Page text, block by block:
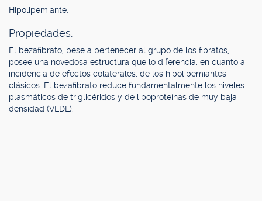
Hipolipemiante.
Propiedades.
El bezafibrato, pese a pertenecer al grupo de los fibratos,
posee una novedosa estructura que lo diferencia, en cuanto a
incidencia de efectos colaterales, de los hipolipemiantes
clásicos. El bezafibrato reduce fundamentalmente los niveles
plasmáticos de triglicéridos y de lipoproteínas de muy baja
densidad (VLDL).